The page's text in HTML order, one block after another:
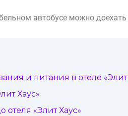
автобусе можно доехать
и питания в отеле «Элит
Хаус»
отеля «Элит Хаус»